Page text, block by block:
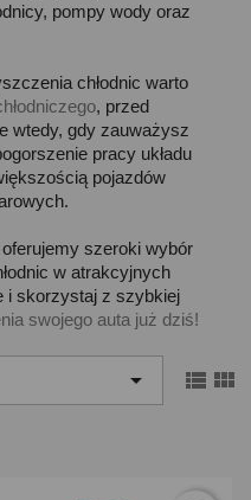
pompy wody oraz
chłodnic warto
, przed
wtedy, gdy zauważysz
pracy układu
pojazdów
oferujemy szeroki wybór
w atrakcyjnych
i skorzystaj z szybkiej
swojego auta już dziś!
  